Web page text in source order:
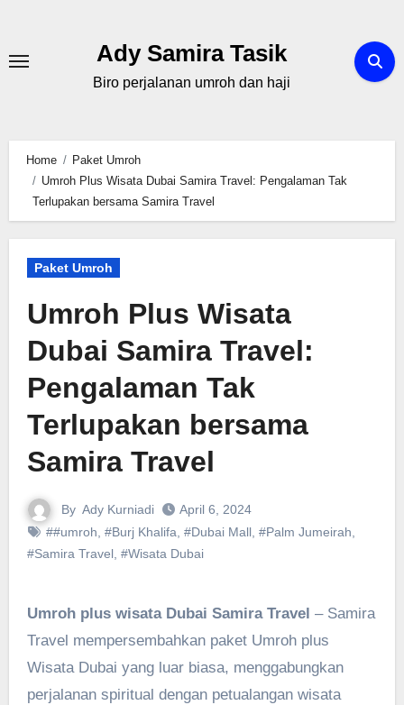
content
Ady Samira Tasik
Biro perjalanan umroh dan haji
Home
Paket Umroh
Umroh Plus Wisata Dubai Samira Travel: Pengalaman Tak
Terlupakan bersama Samira Travel
Paket Umroh
Umroh Plus Wisata
Dubai Samira Travel:
Pengalaman Tak
Terlupakan bersama
Samira Travel
By Ady Kurniadi
April 6, 2024
##umroh, #Burj Khalifa, #Dubai Mall, #Palm Jumeirah,
#Samira Travel, #Wisata Dubai
Umroh plus wisata Dubai Samira Travel – Samira
Travel mempersembahkan paket Umroh plus
Wisata Dubai yang luar biasa, menggabungkan
perjalanan spiritual dengan petualangan wisata